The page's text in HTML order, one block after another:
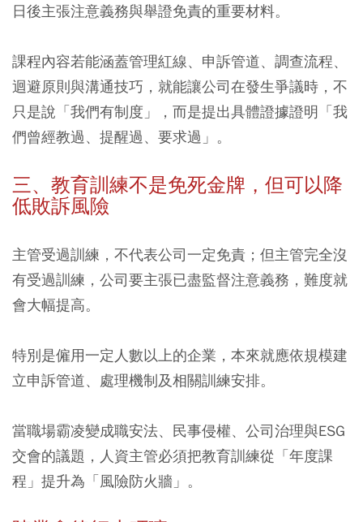
日後主張注意義務與舉證免責的重要材料。
課程內容若能涵蓋管理紅線、申訴管道、調查流程、
迴避原則與溝通技巧，就能讓公司在發生爭議時，不
只是說「我們有制度」，而是提出具體證據證明「我
們曾經教過、提醒過、要求過」。
三、教育訓練不是免死金牌，但可以降
低敗訴風險
主管受過訓練，不代表公司一定免責；但主管完全沒
有受過訓練，公司要主張已盡監督注意義務，難度就
會大幅提高。
特別是僱用一定人數以上的企業，本來就應依規模建
立申訴管道、處理機制及相關訓練安排。
當職場霸凌變成職安法、民事侵權、公司治理與ESG
交會的議題，人資主管必須把教育訓練從「年度課
程」提升為「風險防火牆」。